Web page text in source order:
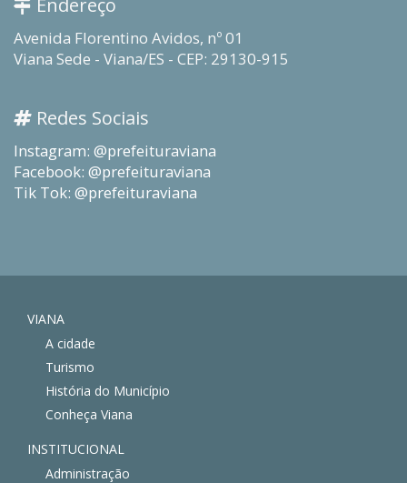
Endereço
Avenida Florentino Avidos, nº 01
Viana Sede - Viana/ES - CEP: 29130-915
Redes Sociais
Instagram: @prefeituraviana
Facebook: @prefeituraviana
Tik Tok: @prefeituraviana
VIANA
A cidade
Turismo
História do Município
Conheça Viana
INSTITUCIONAL
Administração